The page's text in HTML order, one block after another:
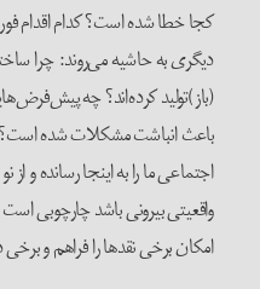
کجا خطا شده است؟ کدام اقدام
دیگری به حاشیه می‌روند: چرا
(باز)تولید کرده‌اند؟ چه
باعث انباشت مشکلات شده
اجتماعی ما را به اینجا رسانده و
واقعیتی بیرونی باشد چارچوبی
امکان برخی نقدها را فراهم و